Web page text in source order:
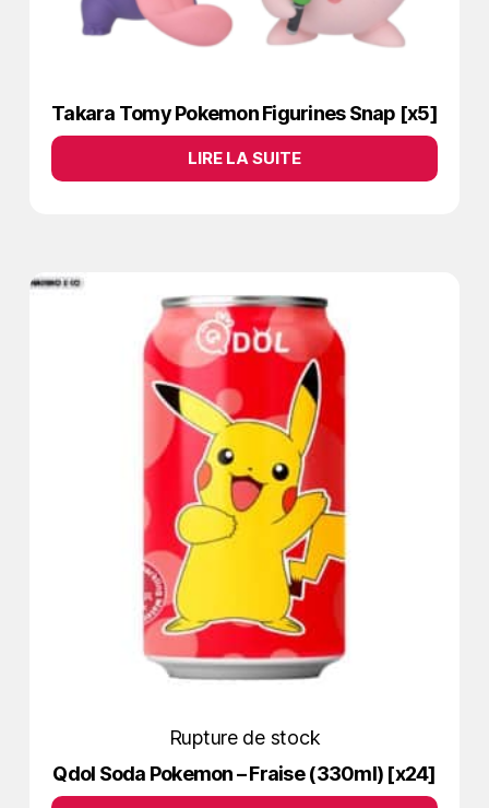
Takara Tomy Pokemon Figurines Snap [x5]
LIRE LA SUITE
Rupture de stock
Qdol Soda Pokemon – Fraise (330ml) [x24]